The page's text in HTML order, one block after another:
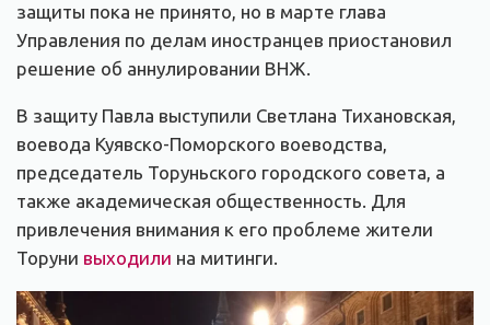
защиты пока не принято, но в марте глава
Управления по делам иностранцев приостановил
решение об аннулировании ВНЖ.
В защиту Павла выступили Светлана Тихановская,
воевода Куявско-Поморского воеводства,
председатель Торуньского городского совета, а
также академическая общественность. Для
привлечения внимания к его проблеме жители
Торуни выходили на митинги.